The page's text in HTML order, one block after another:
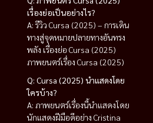
เรื่องย่อเป็นอย่างไร?
A: รีวิว Cursa (2025) – การเดิน
ทางสู่จุดหมายปลายทางอันทรง
พลัง เรื่องย่อ Cursa (2025)
ภาพยนตร์เรื่อง Cursa (2025)
Q: Cursa (2025) นำแสดงโดย
ใครบ้าง?
A: ภาพยนตร์เรื่องนี้นำแสดงโดย
นักแสดงฝีมือดีอย่าง Cristina